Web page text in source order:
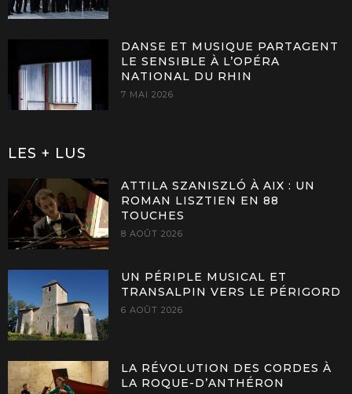
DANSE ET MUSIQUE PARTAGENT
LE SENSIBLE À L’OPÉRA
NATIONAL DU RHIN
7 MAI 2026
LES + LUS
ATTILA SZANISZLÓ À AIX : UN
ROMAN LISZTIEN EN 88
TOUCHES
8 AOÛT 2026
UN PÉRIPLE MUSICAL ET
TRANSALPIN VERS LE PÉRIGORD
6 AOÛT 2026
LA RÉVOLUTION DES CORDES À
LA ROQUE-D’ANTHÉRON